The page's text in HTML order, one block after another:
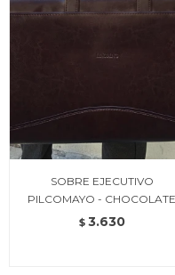
SOBRE EJECUTIVO
PILCOMAYO - CHOCOLATE
$ 3.630